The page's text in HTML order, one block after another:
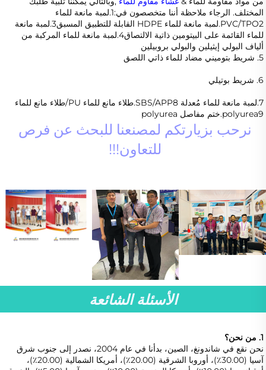
ألياف البولي إيثيلين والبولي بروبيلين
5. شريط بتوميني مضاد للماء ذاتي اللصق
6. شريط بوتيلي
polyurea9.ختم مفاصل polyurea
للتعاون!!!
الأسئلة الشائعة
1. من نحن؟